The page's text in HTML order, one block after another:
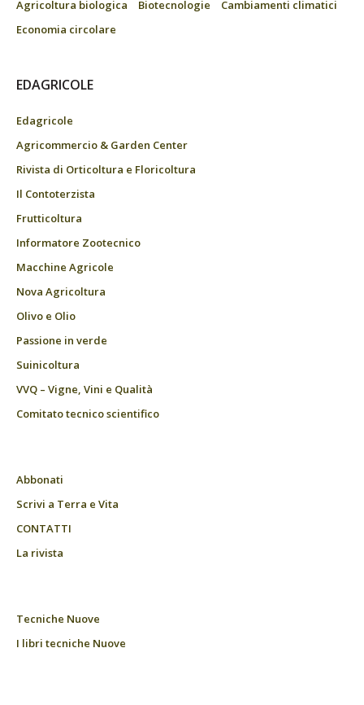
Agricoltura biologica
Biotecnologie
Cambiamenti climatici
Economia circolare
EDAGRICOLE
Edagricole
Agricommercio & Garden Center
Rivista di Orticoltura e Floricoltura
Il Contoterzista
Frutticoltura
Informatore Zootecnico
Macchine Agricole
Nova Agricoltura
Olivo e Olio
Passione in verde
Suinicoltura
VVQ – Vigne, Vini e Qualità
Comitato tecnico scientifico
Abbonati
Scrivi a Terra e Vita
CONTATTI
La rivista
Tecniche Nuove
I libri tecniche Nuove